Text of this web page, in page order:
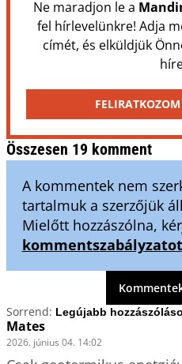
Ne maradjon le a
fel hírlevelünkre! Adja
címét, és elküldjük
Összesen 19 komment
A kommentek nem
tartalmuk a szerzőjük
Mielőtt hozzászólna,
kommentszabályzatot
Sorrend:
Mates
2026. június 04. 14:02